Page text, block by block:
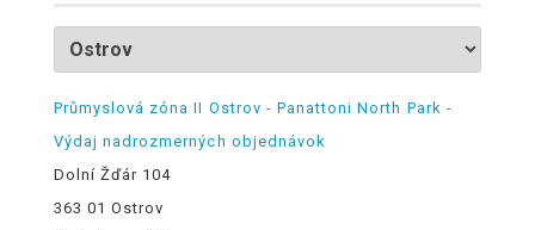
Průmyslová zóna II Ostrov - Panattoni North Park -
Výdaj nadrozmerných objednávok
Dolní Žďár 104
363 01 Ostrov